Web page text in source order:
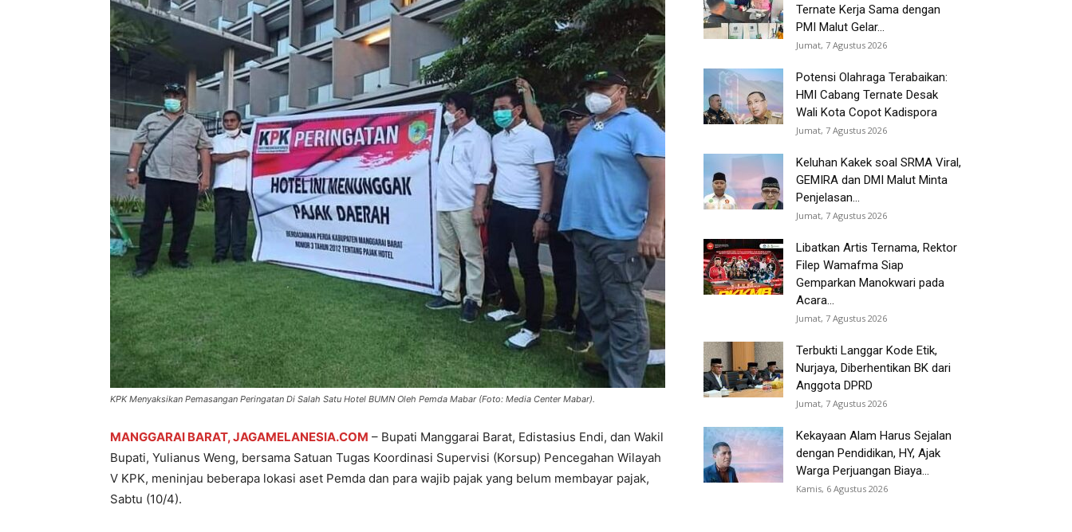
KPK Menyaksikan Pemasangan Peringatan Di Salah Satu Hotel BUMN Oleh Pemda Mabar (Foto: Media Center Mabar).
MANGGARAI BARAT, JAGAMELANESIA.COM – Bupati Manggarai Barat, Edistasius Endi, dan Wakil
Bupati, Yulianus Weng, bersama Satuan Tugas Koordinasi Supervisi (Korsup) Pencegahan Wilayah
V KPK, meninjau beberapa lokasi aset Pemda dan para wajib pajak yang belum membayar pajak,
Sabtu (10/4).
Ternate Kerja Sama dengan
PMI Malut Gelar...
Jumat, 7 Agustus 2026
Potensi Olahraga Terabaikan:
HMI Cabang Ternate Desak
Wali Kota Copot Kadispora
Jumat, 7 Agustus 2026
Keluhan Kakek soal SRMA Viral,
GEMIRA dan DMI Malut Minta
Penjelasan...
Jumat, 7 Agustus 2026
Libatkan Artis Ternama, Rektor
Filep Wamafma Siap
Gemparkan Manokwari pada
Acara...
Jumat, 7 Agustus 2026
Terbukti Langgar Kode Etik,
Nurjaya, Diberhentikan BK dari
Anggota DPRD
Jumat, 7 Agustus 2026
Kekayaan Alam Harus Sejalan
dengan Pendidikan, HY, Ajak
Warga Perjuangan Biaya...
Kamis, 6 Agustus 2026